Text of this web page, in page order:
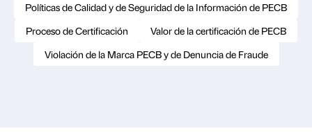
Políticas de Calidad y de Seguridad de la Información de PECB
Proceso de Certificación
Valor de la certificación de PECB
Violación de la Marca PECB y de Denuncia de Fraude